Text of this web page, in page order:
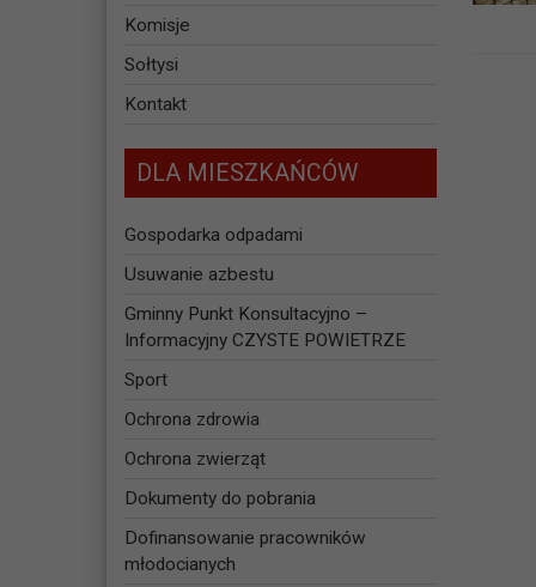
Komisje
Sołtysi
Kontakt
DLA MIESZKAŃCÓW
Gospodarka odpadami
Usuwanie azbestu
Gminny Punkt Konsultacyjno –
Informacyjny CZYSTE POWIETRZE
Sport
Ochrona zdrowia
Ochrona zwierząt
Dokumenty do pobrania
Dofinansowanie pracowników
młodocianych